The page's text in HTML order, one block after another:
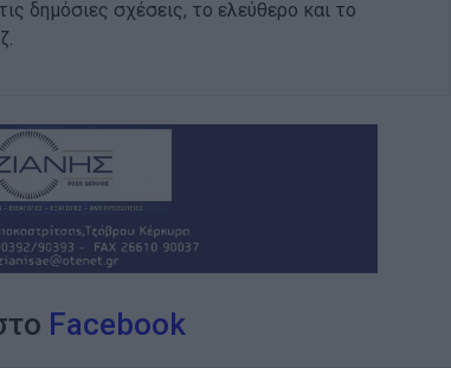
δημόσιες σχέσεις, το ελεύθερο και το
Facebook